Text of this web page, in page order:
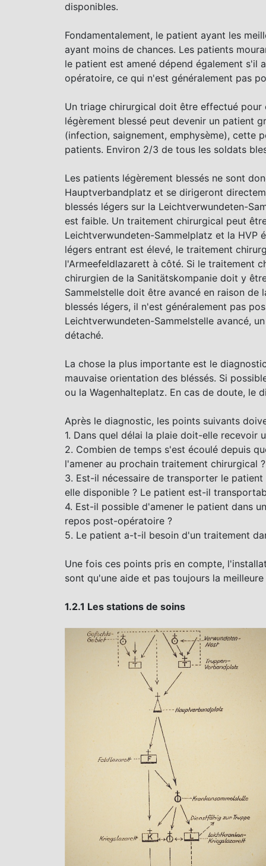
disponibles.
Fondamentalement, le patient ayant les
ayant moins de chances. Les patients
le patient est amené dépend également
opératoire, ce qui n'est généralement pas
Un triage chirurgical doit être effectué
légèrement blessé peut devenir un patient
(infection, saignement, emphysème), cette
patients. Environ 2/3 de tous les soldats
Les patients légèrement blessés ne sont
Hauptverbandplatz et se dirigeront
blessés légers sur la Leichtverwundeten-
est faible. Un traitement chirurgical peut
Leichtverwundeten-Sammelplatz et la HVP
légers entrant est élevé, le traitement
l'Armeefeldlazarett à côté. Si le traitement
chirurgien de la Sanitätskompanie doit y
Sammelstelle doit être avancé en raison
blessés légers, il n'est généralement pas
Leichtverwundeten-Sammelstelle avancé,
détaché.
La chose la plus importante est le
mauvaise orientation des bléssés. Si
ou la Wagenhalteplatz. En cas de doute, le
Après le diagnostic, les points suivants
1. Dans quel délai la plaie doit-elle recevoir
2. Combien de temps s'est écoulé depuis
l'amener au prochain traitement chirurgical ?
3. Est-il nécessaire de transporter le
elle disponible ? Le patient est-il
4. Est-il possible d'amener le patient dans
repos post-opératoire ?
5. Le patient a-t-il besoin d'un traitement
Une fois ces points pris en compte,
sont qu'une aide et pas toujours la
1.2.1 Les stations de soins